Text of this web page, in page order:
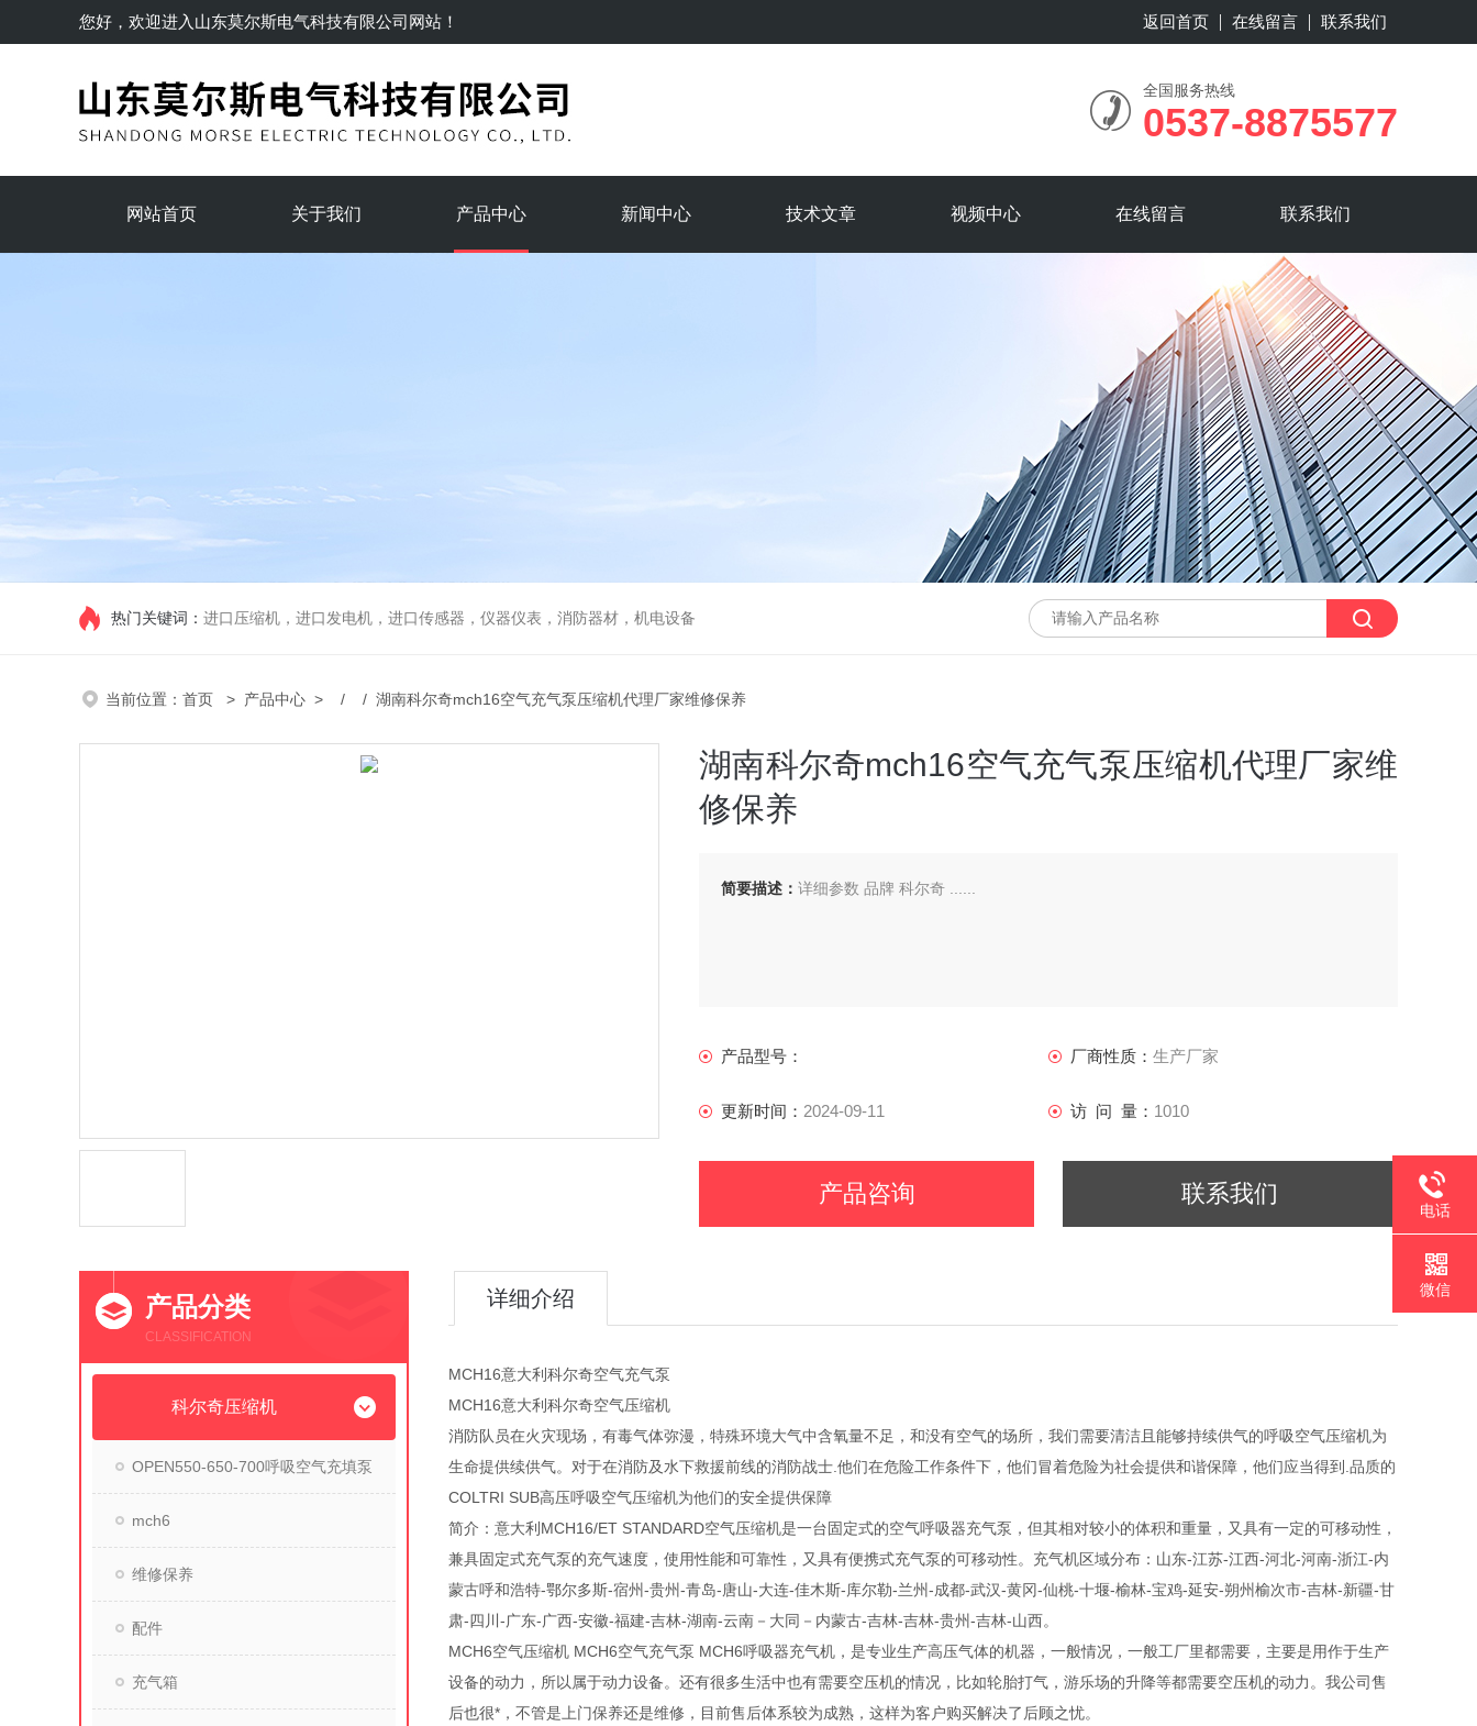
您好，欢迎进入 山东莫尔斯电气科技有限公司网站！ 返回首页 在线留言 联系我们
全国服务热线
0537-8875577
网站首页 关于我们 产品中心 新闻中心 技术文章 视频中心 在线留言 联系我们
热门关键词： 进口压缩机，进口发电机，进口传感器，仪器仪表，消防器材，机电设备
当前位置： 首页 > 产品中心 > / / 湖南科尔奇mch16空气充气泵压缩机代理厂家维修保养
湖南科尔奇mch16空气充气泵压缩机代理厂家维
修保养
简要描述： 详细参数 品牌 科尔奇 ......
产品型号： 厂商性质： 生产厂家
更新时间： 2024-09-11 访 问 量： 1010
产品咨询 联系我们
产品分类
CLASSIFICATION
科尔奇压缩机
OPEN550-650-700呼吸空气充填泵
mch6
维修保养
配件
充气箱
详细介绍
MCH16意大利科尔奇空气充气泵
MCH16意大利科尔奇空气压缩机
消防队员在火灾现场，有毒气体弥漫，特殊环境大气中含氧量不足，和没有空气的场所，我们需要清洁且能够持续供气的呼吸空气压缩机为
生命提供续供气。对于在消防及水下救援前线的消防战士.他们在危险工作条件下，他们冒着危险为社会提供和谐保障，他们应当得到.品质的
COLTRI SUB高压呼吸空气压缩机为他们的安全提供保障
简介：意大利MCH16/ET STANDARD空气压缩机是一台固定式的空气呼吸器充气泵，但其相对较小的体积和重量，又具有一定的可移动性，
兼具固定式充气泵的充气速度，使用性能和可靠性，又具有便携式充气泵的可移动性。充气机区域分布：山东-江苏-江西-河北-河南-浙江-内
蒙古呼和浩特-鄂尔多斯-宿州-贵州-青岛-唐山-大连-佳木斯-库尔勒-兰州-成都-武汉-黄冈-仙桃-十堰-榆林-宝鸡-延安-朔州榆次市-吉林-新疆-甘
肃-四川-广东-广西-安徽-福建-吉林-湖南-云南－大同－内蒙古-吉林-吉林-贵州-吉林-山西。
MCH6空气压缩机 MCH6空气充气泵 MCH6呼吸器充气机，是专业生产高压气体的机器，一般情况，一般工厂里都需要，主要是用作于生产
设备的动力，所以属于动力设备。还有很多生活中也有需要空压机的情况，比如轮胎打气，游乐场的升降等都需要空压机的动力。我公司售
后也很*，不管是上门保养还是维修，目前售后体系较为成熟，这样为客户购买解决了后顾之忧。
电话
微信